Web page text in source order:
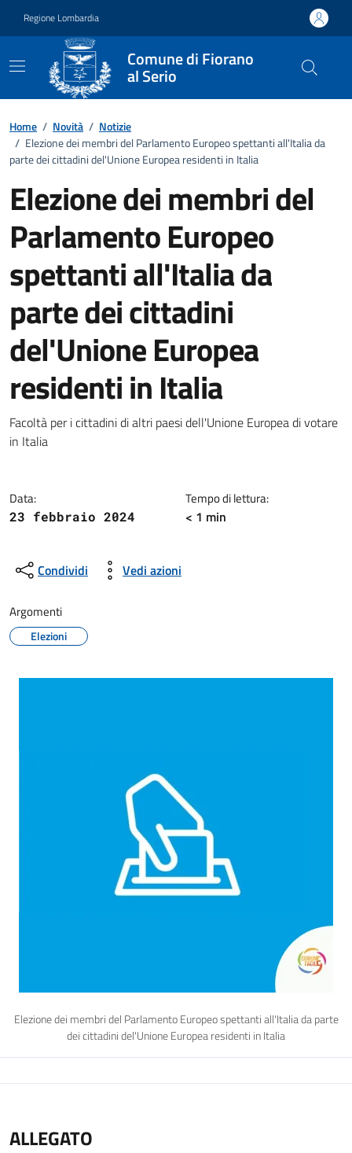
Regione Lombardia
Comune di Fiorano
al Serio
Home / Novità / Notizie
/ Elezione dei membri del Parlamento Europeo spettanti all'Italia da
parte dei cittadini del'Unione Europea residenti in Italia
Elezione dei membri del
Parlamento Europeo
spettanti all'Italia da
parte dei cittadini
del'Unione Europea
residenti in Italia
Dettagli della notizia
Facoltà per i cittadini di altri paesi dell'Unione Europea di votare
in Italia
Data:
23 febbraio 2024
Tempo di lettura:
< 1 min
Condividi Vedi azioni
Argomenti
Elezioni
Elezione dei membri del Parlamento Europeo spettanti all'Italia da parte
dei cittadini del'Unione Europea residenti in Italia
ALLEGATO